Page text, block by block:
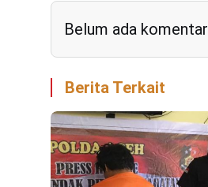
Belum ada komentar
Berita Terkait